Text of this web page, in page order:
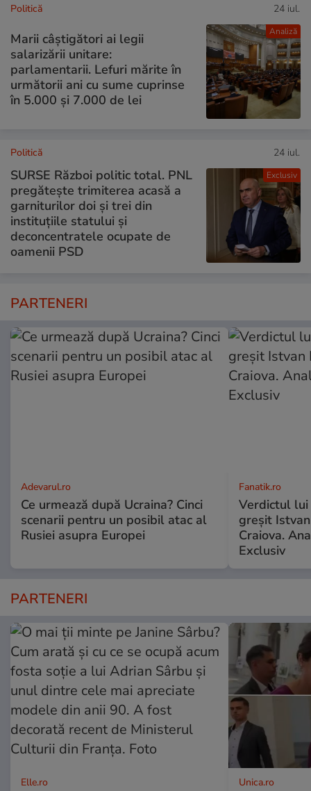
Analiză
Politică 24 iul.
Marii câștigători ai legii
salarizării unitare:
parlamentarii. Lefuri mărite în
următorii ani cu sume cuprinse
în 5.000 și 7.000 de lei
Exclusiv
Politică 24 iul.
SURSE Război politic total. PNL
pregătește trimiterea acasă a
garniturilor doi și trei din
instituțiile statului și
deconcentratele ocupate de
oamenii PSD
PARTENERI
Adevarul.ro
Ce urmează după Ucraina? Cinci
scenarii pentru un posibil atac al
Rusiei asupra Europei
Fanatik.ro
Verdictul lui
greșit
Craiova.
Exclusiv
PARTENERI
Elle.ro Unica.ro